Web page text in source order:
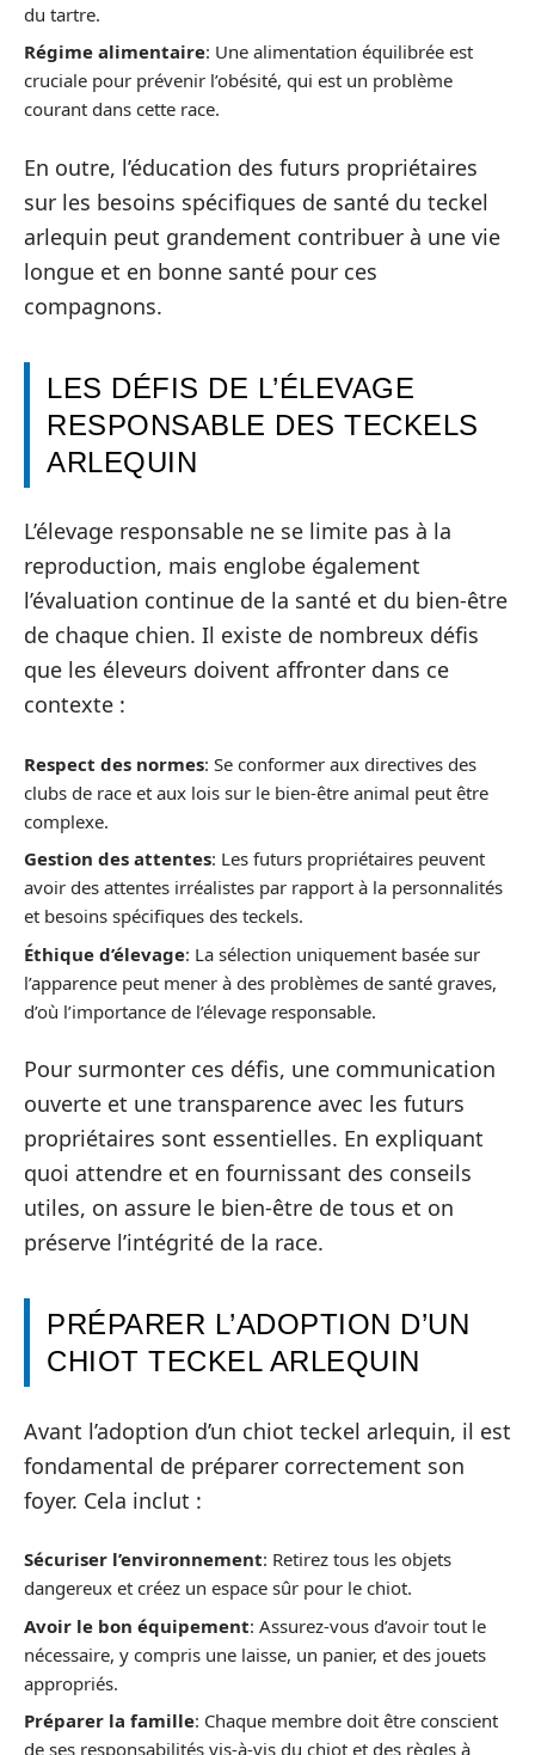
du tartre.
Régime alimentaire: Une alimentation équilibrée est
cruciale pour prévenir l’obésité, qui est un problème
courant dans cette race.
En outre, l’éducation des futurs propriétaires
sur les besoins spécifiques de santé du teckel
arlequin peut grandement contribuer à une vie
longue et en bonne santé pour ces
compagnons.
LES DÉFIS DE L’ÉLEVAGE
RESPONSABLE DES TECKELS
ARLEQUIN
L’élevage responsable ne se limite pas à la
reproduction, mais englobe également
l’évaluation continue de la santé et du bien-être
de chaque chien. Il existe de nombreux défis
que les éleveurs doivent affronter dans ce
contexte :
Respect des normes: Se conformer aux directives des
clubs de race et aux lois sur le bien-être animal peut être
complexe.
Gestion des attentes: Les futurs propriétaires peuvent
avoir des attentes irréalistes par rapport à la personnalités
et besoins spécifiques des teckels.
Éthique d’élevage: La sélection uniquement basée sur
l’apparence peut mener à des problèmes de santé graves,
d’où l’importance de l’élevage responsable.
Pour surmonter ces défis, une communication
ouverte et une transparence avec les futurs
propriétaires sont essentielles. En expliquant
quoi attendre et en fournissant des conseils
utiles, on assure le bien-être de tous et on
préserve l’intégrité de la race.
PRÉPARER L’ADOPTION D’UN
CHIOT TECKEL ARLEQUIN
Avant l’adoption d’un chiot teckel arlequin, il est
fondamental de préparer correctement son
foyer. Cela inclut :
Sécuriser l’environnement: Retirez tous les objets
dangereux et créez un espace sûr pour le chiot.
Avoir le bon équipement: Assurez-vous d’avoir tout le
nécessaire, y compris une laisse, un panier, et des jouets
appropriés.
Préparer la famille: Chaque membre doit être conscient
de ses responsabilités vis-à-vis du chiot et des règles à